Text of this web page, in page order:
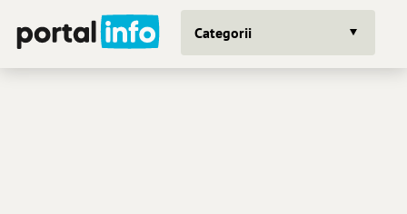
Categorii